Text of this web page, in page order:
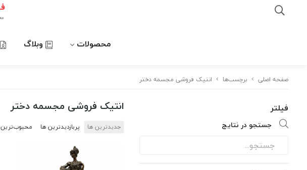
محصولات وبلاگ
صفحه اصلی برچسب‌ها انتیک فروشی مجسمه دختر
فیلتر
جستجو در نتایج
انتیک فروشی مجسمه دختر
جدیدترین ها پربازدیدترین ها محبوب‌‌ترین